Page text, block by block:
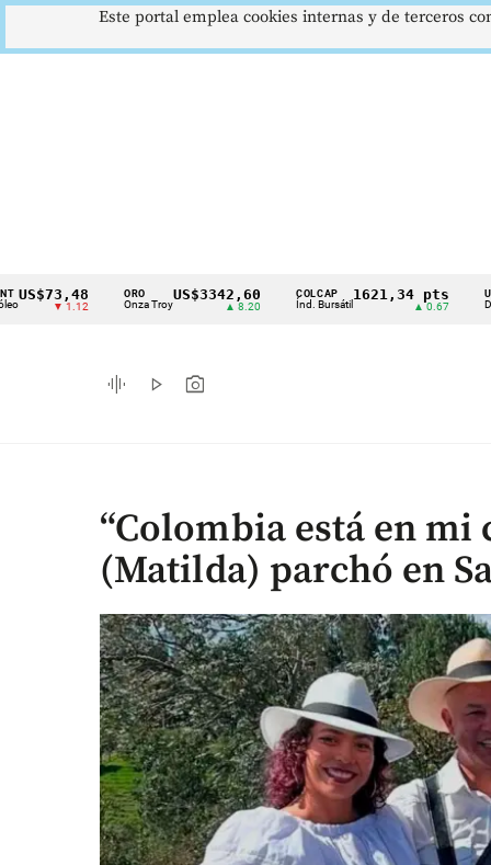
Cintillo
indicadores
económicos
▼ 1.12
ORO
Onza Troy
US$3342,60 COLCAP
Índ. Bursátil
1621,34 pts USD/COP
Dólar Spot
graphic_eq play_arrow photo_camera
“Colombia está en mi
(Matilda) parchó en
Este portal emplea cookies internas y de terceros